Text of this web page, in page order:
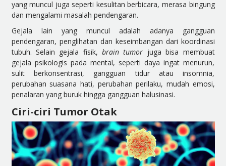
yang muncul juga seperti kesulitan berbicara, merasa bingung
dan mengalami masalah pendengaran.
Gejala lain yang muncul adalah adanya gangguan
pendengaran, penglihatan dan keseimbangan dari koordinasi
tubuh. Selain gejala fisik, brain tumor juga bisa membuat
gejala psikologis pada mental, seperti daya ingat menurun,
sulit berkonsentrasi, gangguan tidur atau insomnia,
perubahan suasana hati, perubahan perilaku, mudah emosi,
penalaran yang buruk hingga gangguan halusinasi.
Ciri-ciri Tumor Otak